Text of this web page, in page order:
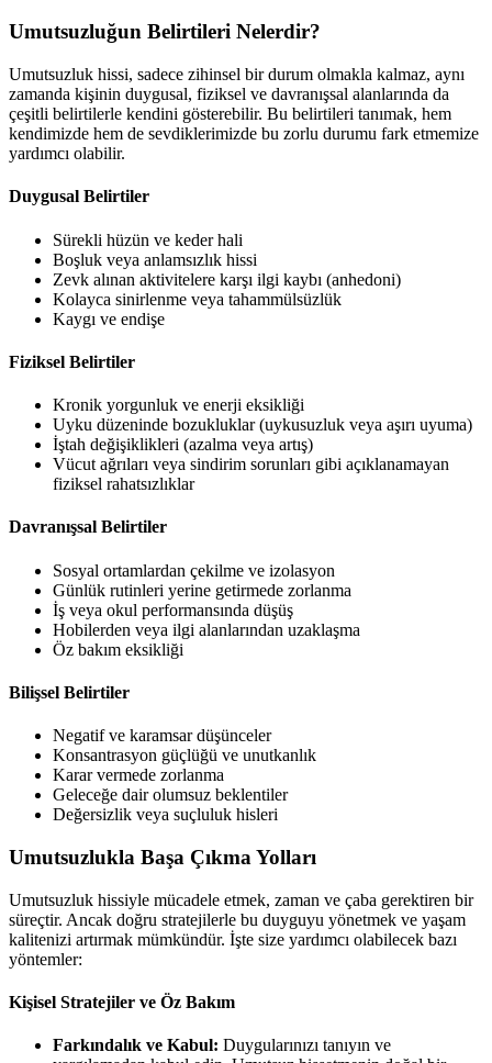
Umutsuzluğun Belirtileri Nelerdir?
Umutsuzluk hissi, sadece zihinsel bir durum olmakla kalmaz, aynı
zamanda kişinin duygusal, fiziksel ve davranışsal alanlarında da
çeşitli belirtilerle kendini gösterebilir. Bu belirtileri tanımak, hem
kendimizde hem de sevdiklerimizde bu zorlu durumu fark etmemize
yardımcı olabilir.
Duygusal Belirtiler
Sürekli hüzün ve keder hali
Boşluk veya anlamsızlık hissi
Zevk alınan aktivitelere karşı ilgi kaybı (anhedoni)
Kolayca sinirlenme veya tahammülsüzlük
Kaygı ve endişe
Fiziksel Belirtiler
Kronik yorgunluk ve enerji eksikliği
Uyku düzeninde bozukluklar (uykusuzluk veya aşırı uyuma)
İştah değişiklikleri (azalma veya artış)
Vücut ağrıları veya sindirim sorunları gibi açıklanamayan
fiziksel rahatsızlıklar
Davranışsal Belirtiler
Sosyal ortamlardan çekilme ve izolasyon
Günlük rutinleri yerine getirmede zorlanma
İş veya okul performansında düşüş
Hobilerden veya ilgi alanlarından uzaklaşma
Öz bakım eksikliği
Bilişsel Belirtiler
Negatif ve karamsar düşünceler
Konsantrasyon güçlüğü ve unutkanlık
Karar vermede zorlanma
Geleceğe dair olumsuz beklentiler
Değersizlik veya suçluluk hisleri
Umutsuzlukla Başa Çıkma Yolları
Umutsuzluk hissiyle mücadele etmek, zaman ve çaba gerektiren bir
süreçtir. Ancak doğru stratejilerle bu duyguyu yönetmek ve yaşam
kalitenizi artırmak mümkündür. İşte size yardımcı olabilecek bazı
yöntemler:
Kişisel Stratejiler ve Öz Bakım
Farkındalık ve Kabul: Duygularınızı tanıyın ve